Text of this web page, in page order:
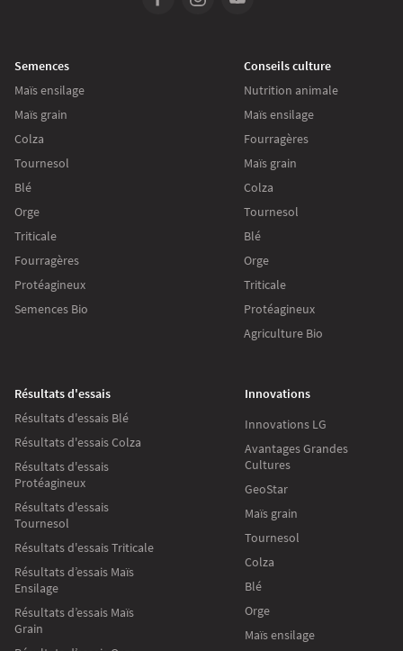
Semences
Maïs ensilage
Maïs grain
Colza
Tournesol
Blé
Orge
Triticale
Fourragères
Protéagineux
Semences Bio
Conseils culture
Nutrition animale
Maïs ensilage
Fourragères
Maïs grain
Colza
Tournesol
Blé
Orge
Triticale
Protéagineux
Agriculture Bio
Résultats d'essais
Résultats d'essais Blé
Résultats d'essais Colza
Résultats d'essais
Protéagineux
Résultats d'essais
Tournesol
Résultats d'essais Triticale
Résultats d’essais Maïs
Ensilage
Résultats d’essais Maïs
Grain
Innovations
Innovations LG
Avantages Grandes
Cultures
GeoStar
Maïs grain
Tournesol
Colza
Blé
Orge
Maïs ensilage